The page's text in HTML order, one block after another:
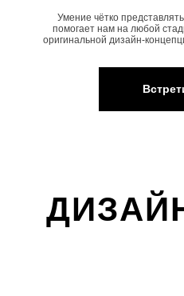
Умение чётко
помогает нам на любой
оригинальной дизайн-